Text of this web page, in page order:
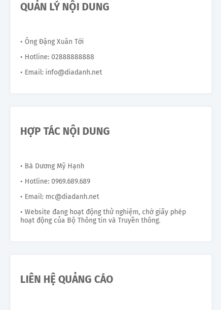
QUẢN LÝ NỘI DUNG
• Ông Đặng Xuân Tới
• Hotline: 02888888888
• Email: info@diadanh.net
HỢP TÁC NỘI DUNG
• Bà Dương Mỹ Hạnh
• Hotline: 0969.689.689
• Email: mc@diadanh.net
• Website đang hoạt động thử nghiệm, chờ giấy phép
hoạt động của Bộ Thông tin và Truyền thông.
LIÊN HỆ QUẢNG CÁO